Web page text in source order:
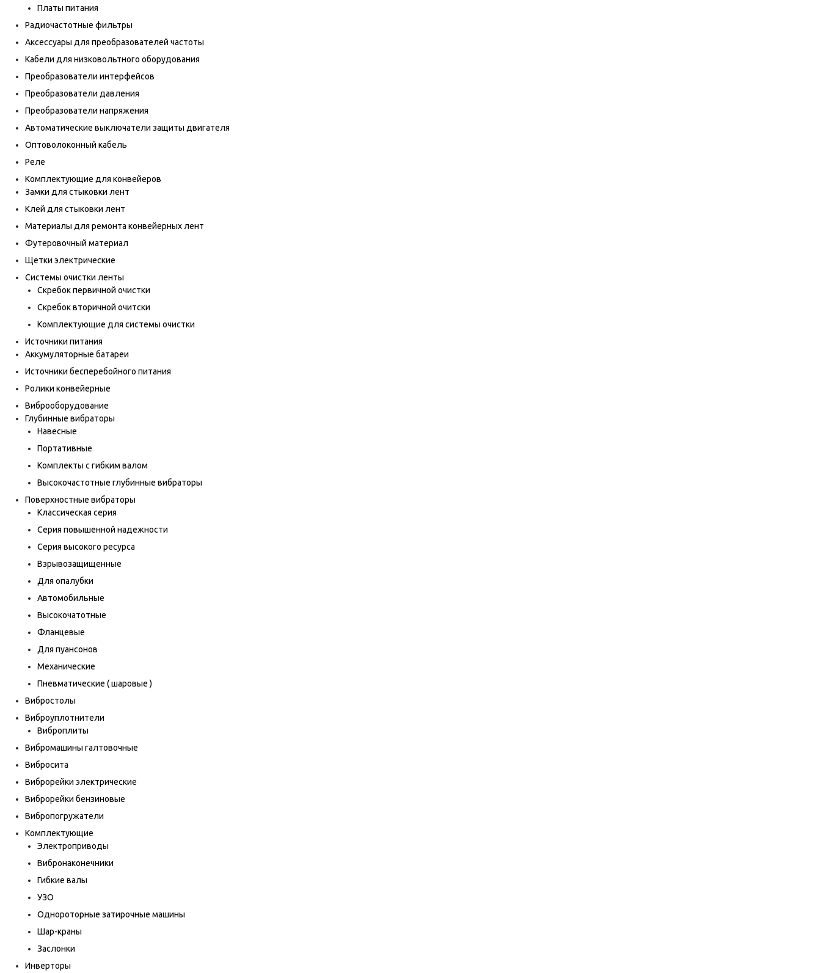
Платы питания
Радиочастотные фильтры
Аксессуары для преобразователей частоты
Кабели для низковольтного оборудования
Преобразователи интерфейсов
Преобразователи давления
Преобразователи напряжения
Автоматические выключатели защиты двигателя
Оптоволоконный кабель
Реле
Комплектующие для конвейеров
Замки для стыковки лент
Клей для стыковки лент
Материалы для ремонта конвейерных лент
Футеровочный материал
Щетки электрические
Системы очистки ленты
Скребок первичной очистки
Скребок вторичной очитски
Комплектующие для системы очистки
Источники питания
Аккумуляторные батареи
Источники бесперебойного питания
Ролики конвейерные
Виброоборудование
Глубинные вибраторы
Навесные
Портативные
Комплекты с гибким валом
Высокочастотные глубинные вибраторы
Поверхностные вибраторы
Классическая серия
Серия повышенной надежности
Серия высокого ресурса
Взрывозащищенные
Для опалубки
Автомобильные
Высокочатотные
Фланцевые
Для пуансонов
Механические
Пневматические ( шаровые )
Вибростолы
Виброуплотнители
Виброплиты
Вибромашины галтовочные
Вибросита
Виброрейки электрические
Виброрейки бензиновые
Вибропогружатели
Комплектующие
Электроприводы
Вибронаконечники
Гибкие валы
УЗО
Однороторные затирочные машины
Шар-краны
Заслонки
Инверторы